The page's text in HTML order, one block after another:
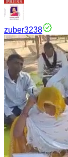
zuber3238